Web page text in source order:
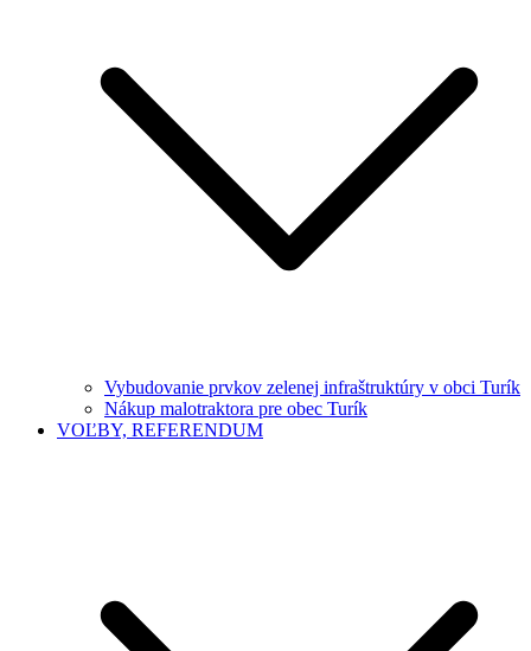
Vybudovanie prvkov zelenej infraštruktúry v obci Turík
Nákup malotraktora pre obec Turík
VOĽBY, REFERENDUM